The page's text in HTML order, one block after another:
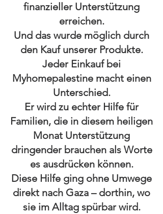
finanzieller Unterstützung
erreichen.
Und das wurde möglich durch
den Kauf unserer Produkte.
Jeder Einkauf bei
Myhomepalestine macht einen
Unterschied.
Er wird zu echter Hilfe für
Familien, die in diesem heiligen
Monat Unterstützung
dringender brauchen als Worte
es ausdrücken können.
Diese Hilfe ging ohne Umwege
direkt nach Gaza – dorthin, wo
sie im Alltag spürbar wird.